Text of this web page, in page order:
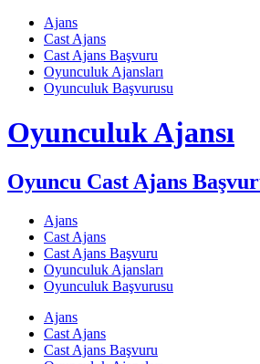
Skip
content
Ajans
Cast Ajans
Cast Ajans Başvuru
Oyunculuk Ajansları
Oyunculuk Başvurusu
Oyunculuk Ajansı
Oyuncu Cast Ajans
Ajans
Cast Ajans
Cast Ajans Başvuru
Oyunculuk Ajansları
Oyunculuk Başvurusu
Ajans
Cast Ajans
Cast Ajans Başvuru